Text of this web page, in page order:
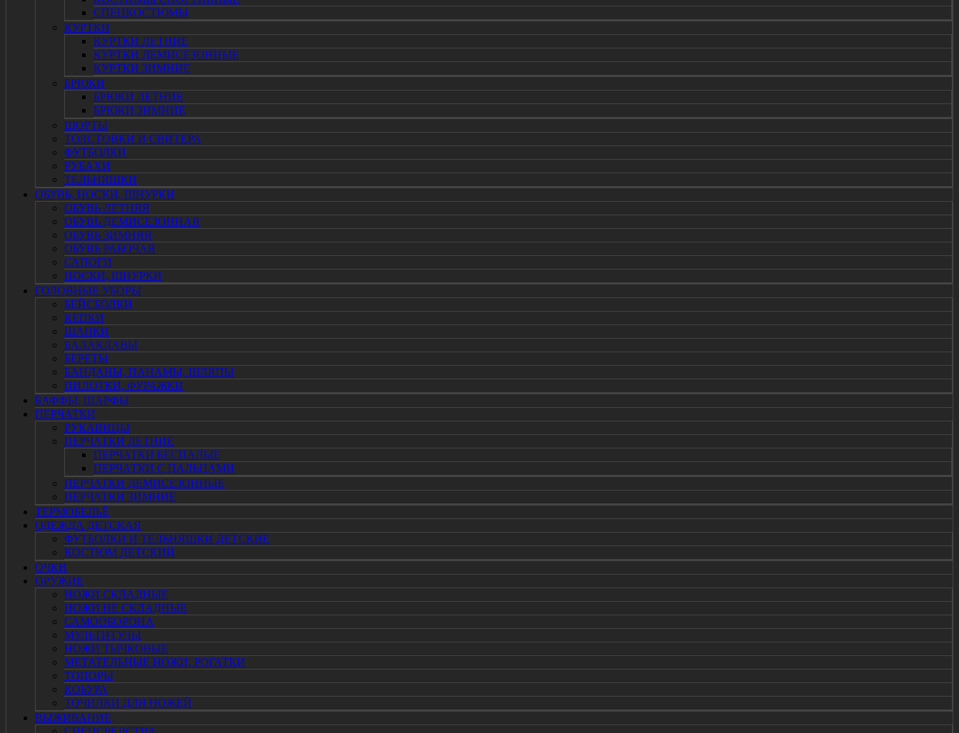
СПЕЦКОСТЮМЫ
КУРТКИ
КУРТКИ ЛЕТНИЕ
КУРТКИ ДЕМИСЕЗОННЫЕ
КУРТКИ ЗИМНИЕ
БРЮКИ
БРЮКИ ЛЕТНИЕ
БРЮКИ ЗИМНИЕ
ШОРТЫ
ТОЛСТОВКИ И СВИТЕРА
ФУТБОЛКИ
РУБАХИ
ТЕЛЬНЯШКИ
ОБУВЬ, НОСКИ, ШНУРКИ
ОБУВЬ ЛЕТНЯЯ
ОБУВЬ ДЕМИСЕЗОННАЯ
ОБУВЬ ЗИМНЯЯ
ОБУВЬ РАБОЧАЯ
САПОГИ
НОСКИ, ШНУРКИ
ГОЛОВНЫЕ УБОРЫ
БЕЙСБОЛКИ
КЕПКИ
ШАПКИ
БАЛАКЛАВЫ
БЕРЕТЫ
БАНДАНЫ, ПАНАМЫ, ШЛЯПЫ
ПИЛОТКИ, ФУРАЖКИ
БАФФЫ, ШАРФЫ
ПЕРЧАТКИ
РУКАВИЦЫ
ПЕРЧАТКИ ЛЕТНИЕ
ПЕРЧАТКИ БЕСПАЛЫЕ
ПЕРЧАТКИ С ПАЛЬЦАМИ
ПЕРЧАТКИ ДЕМИСЕЗОННЫЕ
ПЕРЧАТКИ ЗИМНИЕ
ТЕРМОБЕЛЬЁ
ОДЕЖДА ДЕТСКАЯ
ФУТБОЛКИ И ТЕЛЬНЯШКИ ДЕТСКИЕ
КОСТЮМ ДЕТСКИЙ
ОЧКИ
ОРУЖИЕ
НОЖИ СКЛАДНЫЕ
НОЖИ НЕ СКЛАДНЫЕ
САМООБОРОНА
МУЛЬТИТУЛЫ
НОЖИ ТЫЧКОВЫЕ
МЕТАТЕЛЬНЫЕ НОЖИ, РОГАТКИ
ТОПОРЫ
КОБУРА
ТОЧИЛКИ ДЛЯ НОЖЕЙ
ВЫЖИВАНИЕ